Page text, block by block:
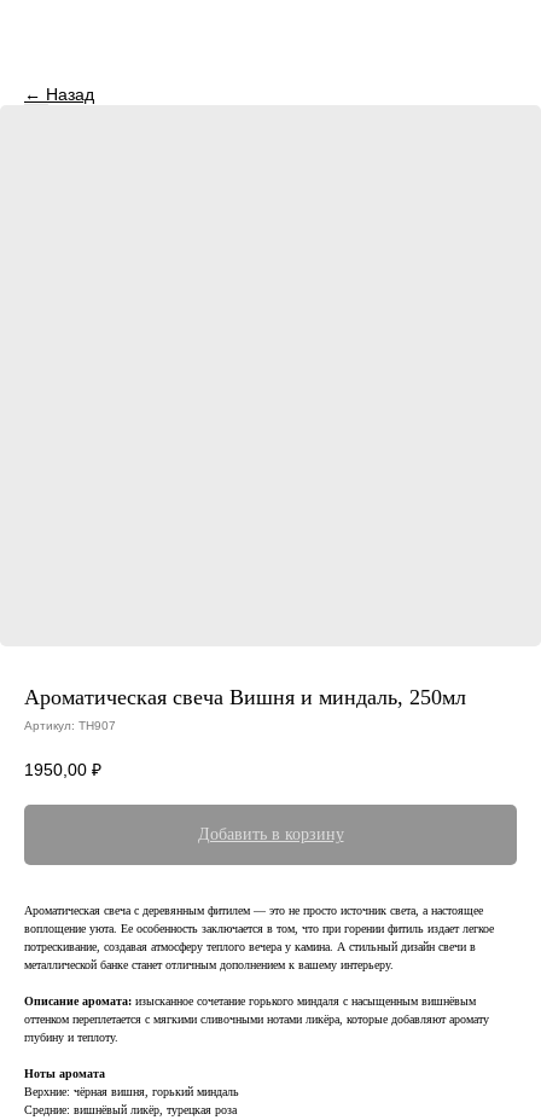
Ароматическая свеча Вишня и миндаль, 250мл
Артикул: TH907
1950,00 ₽
Добавить в корзину
Ароматическая свеча с деревянным фитилем — это не просто источник света, а настоящее
воплощение уюта. Ее особенность заключается в том, что при горении фитиль издает легкое
потрескивание, создавая атмосферу теплого вечера у камина. А стильный дизайн свечи в
металлической банке станет отличным дополнением к вашему интерьеру.
Описание аромата: изысканное сочетание горького миндаля с насыщенным вишнёвым
оттенком переплетается с мягкими сливочными нотами ликёра, которые добавляют аромату
глубину и теплоту.
Ноты аромата
Верхние: чёрная вишня, горький миндаль
Средние: вишнёвый ликёр, турецкая роза